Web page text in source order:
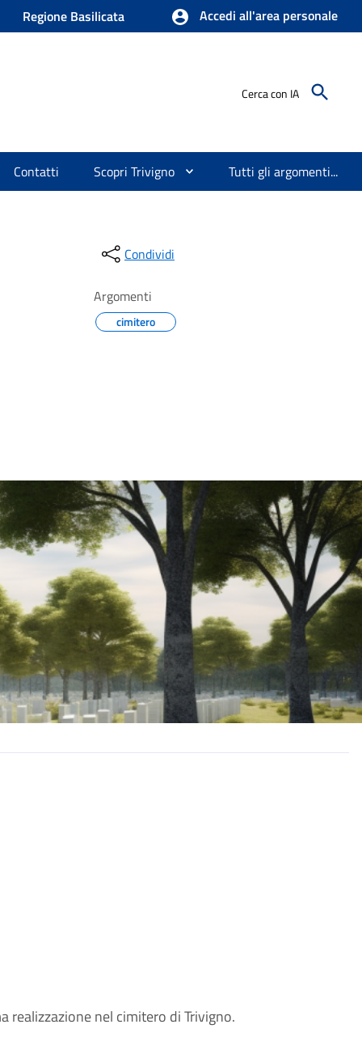
Regione Basilicata Accedi all'area personale
Cerca con IA
Contatti Scopri Trivigno Tutti gli argomenti...
Condividi
Argomenti
cimitero
realizzazione nel cimitero di Trivigno.